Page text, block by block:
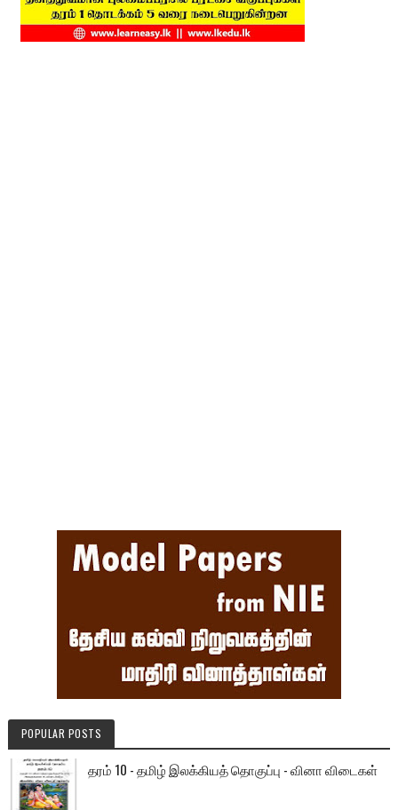
POPULAR POSTS
தரம் 10 - தமிழ் இலக்கியத் தொகுப்பு - வினா விடைகள்